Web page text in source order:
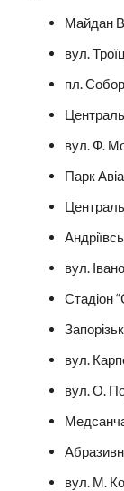
Майдан
вул.
пл.
вул. Ф.
Парк
вул.
Стадіон
вул.
вул. О.
вул. М.